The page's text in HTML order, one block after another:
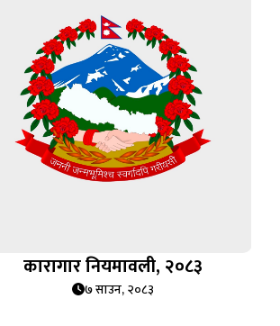
कारागार नियमावली, २०८३
७ साउन, २०८३